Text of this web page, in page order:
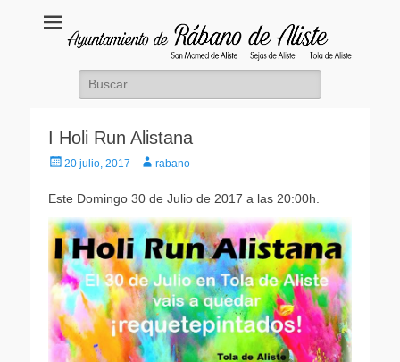
Ayuntamiento
Rábano de Aliste
Buscar:
I Holi Run Alistana
Publicado
20 julio, 2017 Autorrabano
Este Domingo 30 de Julio de 2017 a las 20:00h.